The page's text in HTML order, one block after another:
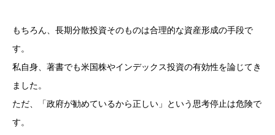
もちろん、長期分散投資そのものは合理的な資産形成の手段で
す。
私自身、著書でも米国株やインデックス投資の有効性を論じてき
ました。
ただ、「政府が勧めているから正しい」という思考停止は危険で
す。